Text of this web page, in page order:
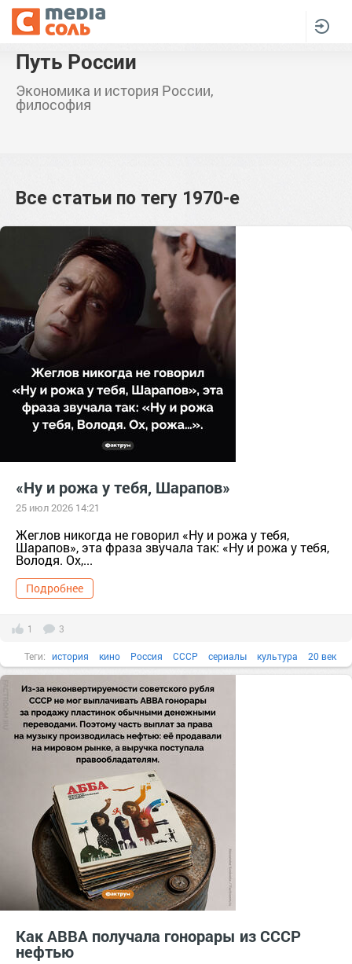
Путь России
Экономика и история России,
философия
Все статьи по тегу 1970-е
«Ну и рожа у тебя, Шарапов»
25 июл 2026 14:21
Жеглов никогда не говорил «Ну и рожа у тебя,
Шарапов», эта фраза звучала так: «Ну и рожа у тебя,
Володя. Ох,...
Подробнее
1 3
Теги: история кино Россия СССР сериалы культура 20 век
Факты в картинках Все факты 1970-е
Как ABBA получала гонорары из СССР
нефтью